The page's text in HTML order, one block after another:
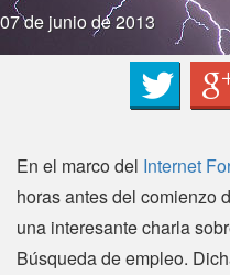
07 de junio de 2013
En el marco del Internet
horas antes del comienzo
una interesante charla
Búsqueda de empleo.